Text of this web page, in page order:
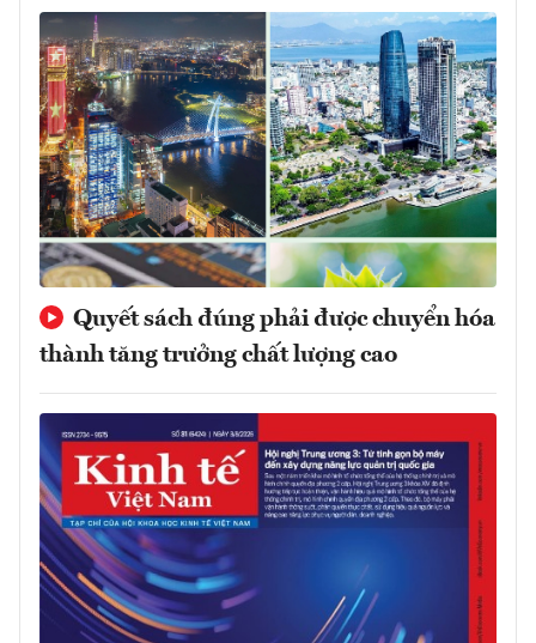
Quyết sách đúng phải được chuyển hóa
thành tăng trưởng chất lượng cao